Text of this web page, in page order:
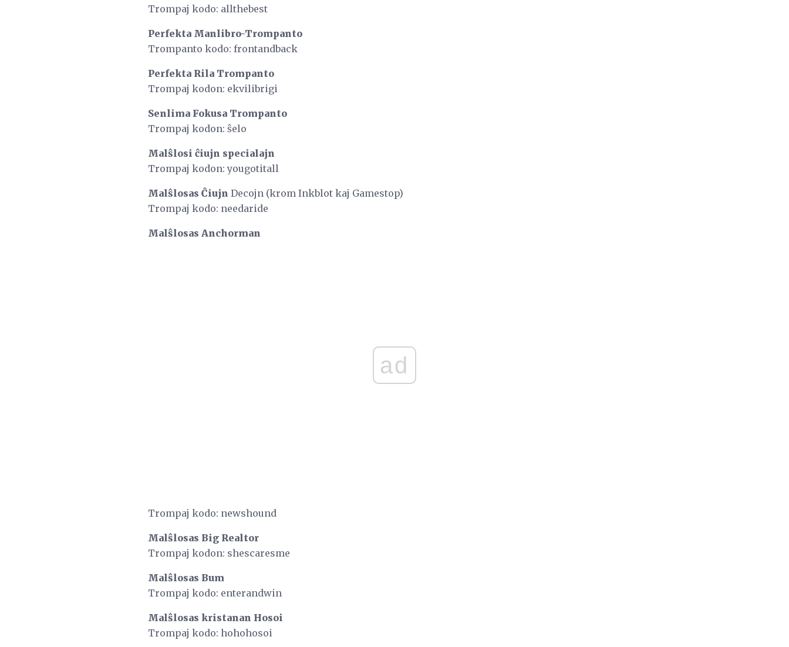
Trompaj kodo: allthebest
Perfekta Manlibro-Trompanto
Trompanto kodo: frontandback
Perfekta Rila Trompanto
Trompaj kodon: ekvilibrigi
Senlima Fokusa Trompanto
Trompaj kodon: ŝelo
Malŝlosi ĉiujn specialajn
Trompaj kodon: yougotitall
Malŝlosas Ĉiujn Decojn (krom Inkblot kaj Gamestop)
Trompaj kodo: needaride
Malŝlosas Anchorman
ad
Trompaj kodo: newshound
Malŝlosas Big Realtor
Trompaj kodon: shescaresme
Malŝlosas Bum
Trompaj kodo: enterandwin
Malŝlosas kristanan Hosoi
Trompaj kodo: hohohosoi